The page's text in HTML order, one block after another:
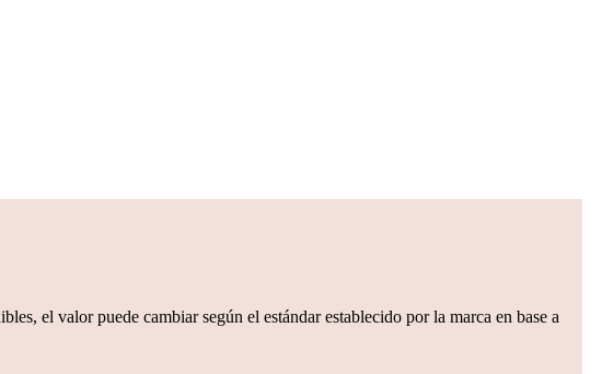
el valor puede cambiar según el estándar establecido por la marca en base a